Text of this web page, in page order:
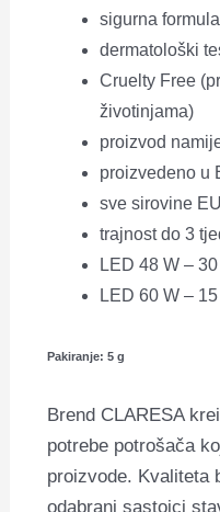
sigurna
dermatološki
Cruelty Free
životinjama)
proizvod
proizvedeno u
sve sirovine
trajnost do 3
LED 48 W –
LED 60 W –
Pakiranje: 5 g
Brend CLARESA
potrebe potrošača
proizvode. Kvaliteta
odabrani sastojci